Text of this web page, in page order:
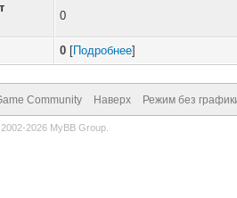
0
0 [Подробнее]
Community Наверх Режим без
2026 MyBB Group.